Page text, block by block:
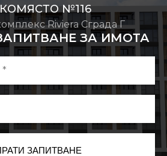
№116
Riviera Сграда Г
ЗА ИМОТА